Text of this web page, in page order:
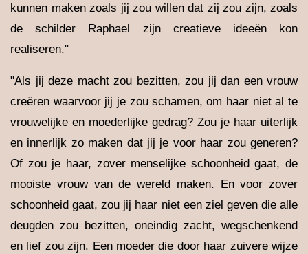
kunnen maken zoals jij zou willen dat zij zou zijn, zoals
de schilder Raphael zijn creatieve ideeën kon
realiseren."
"Als jij deze macht zou bezitten, zou jij dan een vrouw
creëren waarvoor jij je zou schamen, om haar niet al te
vrouwelijke en moederlijke gedrag? Zou je haar uiterlijk
en innerlijk zo maken dat jij je voor haar zou generen?
Of zou je haar, zover menselijke schoonheid gaat, de
mooiste vrouw van de wereld maken. En voor zover
schoonheid gaat, zou jij haar niet een ziel geven die alle
deugden zou bezitten, oneindig zacht, wegschenkend
en lief zou zijn. Een moeder die door haar zuivere wijze